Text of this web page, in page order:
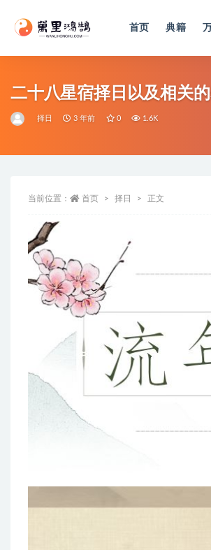
首页 典籍
二十八星宿择日以及相关
择日 3 年前 0 1.6K
当前位置： 首页 择日 正文